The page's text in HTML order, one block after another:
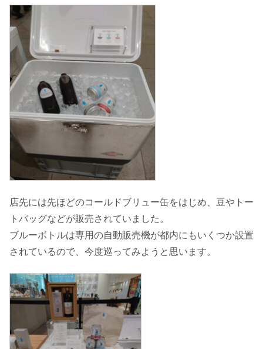
店先には先ほどのコールドブリュー缶をはじめ、豆やトー
トバッグなどが販売されていました。
ブルーボトルは専用の自動販売機が都内にもいくつか設置
されているので、今度巡ってみようと思います。